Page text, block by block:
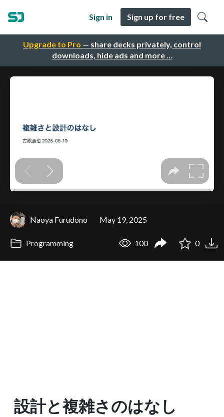
Upgrade to Pro — share decks privately, control
downloads, hide ads and more …
Sign in Sign up for free
Naoya Furudono May 19, 2025
Programming 100 0
設計と複雑さのはなし